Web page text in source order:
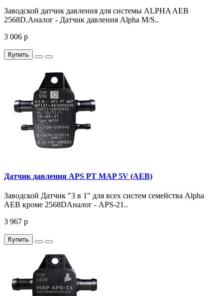
Заводской датчик давления для системы ALPHA AEB
2568D.Аналог - Датчик давления Alpha M/S..
3 006 р
Купить
Датчик давления APS PT MAP 5V (AEB)
Заводской Датчик "3 в 1" для всех систем семейства Alpha
AEB кроме 2568DАналог - APS-21..
3 967 р
Купить